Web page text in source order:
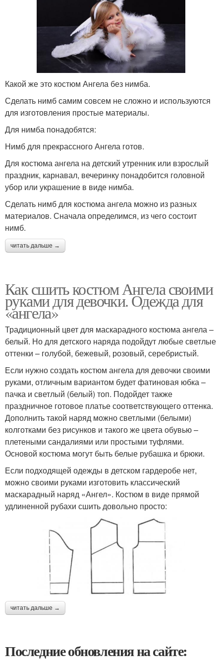
Какой же это костюм Ангела без нимба.
Сделать нимб самим совсем не сложно и используются
для изготовления простые материалы.
Для нимба понадобятся:
Нимб для прекрассного Ангела готов.
Для костюма ангела на детский утренник или взрослый
праздник, карнавал, вечеринку понадобится головной
убор или украшение в виде нимба.
Сделать нимб для костюма ангела можно из разных
материалов. Сначала определимся, из чего состоит
нимб.
читать дальше →
Как сшить костюм Ангела своими
руками для девочки. Одежда для
«ангела»
Традиционный цвет для маскарадного костюма ангела –
белый. Но для детского наряда подойдут любые светлые
оттенки – голубой, бежевый, розовый, серебристый.
Если нужно создать костюм ангела для девочки своими
руками, отличным вариантом будет фатиновая юбка –
пачка и светлый (белый) топ. Подойдет также
праздничное готовое платье соответствующего оттенка.
Дополнить такой наряд можно светлыми (белыми)
колготками без рисунков и такого же цвета обувью –
плетеными сандалиями или простыми туфлями.
Основой костюма могут быть белые рубашка и брюки.
Если подходящей одежды в детском гардеробе нет,
можно своими руками изготовить классический
маскарадный наряд «Ангел». Костюм в виде прямой
удлиненной рубахи сшить довольно просто:
читать дальше →
Последние обновления на сайте: